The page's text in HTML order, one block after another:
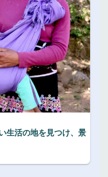
生活の地を見つけ、景